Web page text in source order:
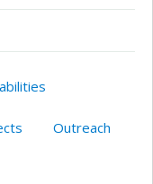
Outreach